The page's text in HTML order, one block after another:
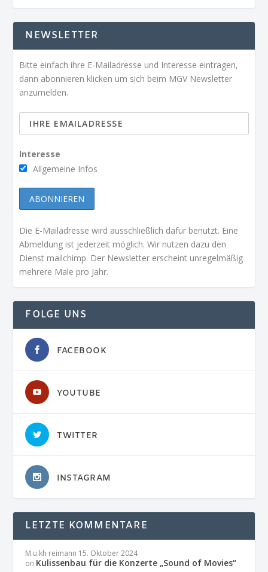
NEWSLETTER
Bitte einfach ihre E-Mailadresse und Interesse eintragen,
dann abonnieren klicken um sich beim MGV Newsletter
anzumelden.
Interesse
Allgemeine Infos
Die E-Mailadresse wird ausschließlich dafür benutzt. Eine
Abmeldung ist jederzeit möglich. Wir nutzen dazu den
Dienst mailchimp. Der Newsletter erscheint unregelmäßig
mehrere Male pro Jahr.
FOLGE UNS
FACEBOOK
YOUTUBE
TWITTER
INSTAGRAM
LETZTE KOMMENTARE
M.u.kh reimann 15. Oktober 2024
on Kulissenbau für die Konzerte „Sound of Movies“